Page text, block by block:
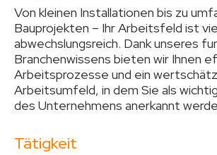
Von kleinen Installationen bis zu
Bauprojekten – Ihr Arbeitsfeld ist
abwechslungsreich. Dank unseres
Branchenwissens bieten wir Ihnen
Arbeitsprozesse und ein
Arbeitsumfeld, in dem Sie als
des Unternehmens anerkannt
Tätigkeit